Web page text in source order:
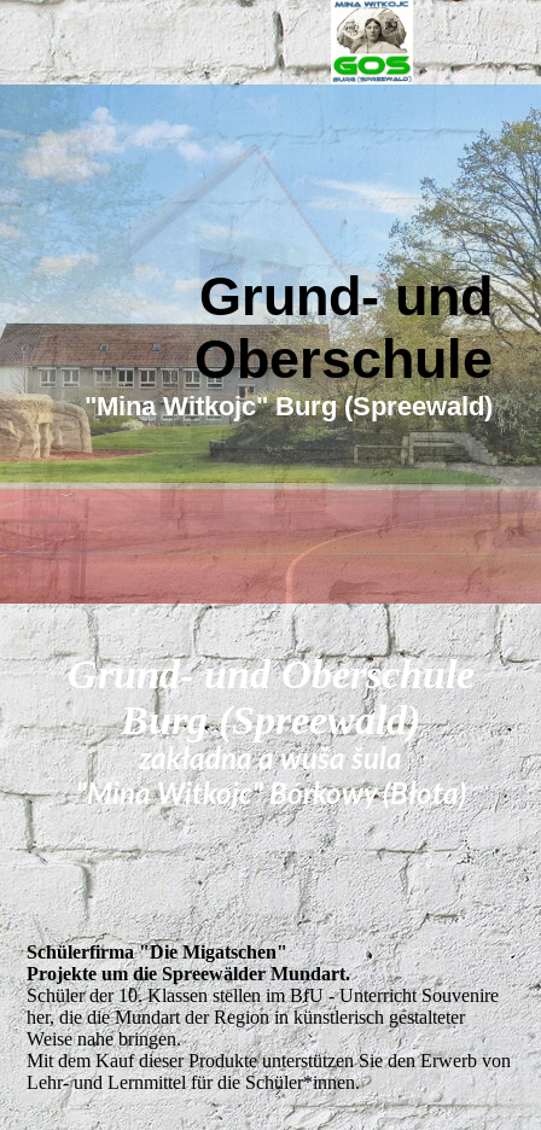
Grund- und
Oberschule
"Mina Witkojc" Burg (Spreewald)
Grund- und Oberschule
Burg (Spreewald)
zakładna a wuša šula
"Mina Witkojc" Bórkowy (Błota)
Schülerfirma "Die Migatschen"
Projekte um die Spreewälder Mundart.
Schüler der 10. Klassen stellen im BfU - Unterricht Souvenire
her, die die Mundart der Region in künstlerisch gestalteter
Weise nahe bringen.
Mit dem Kauf dieser Produkte unterstützen Sie den Erwerb von
Lehr- und Lernmittel für die Schüler*innen.